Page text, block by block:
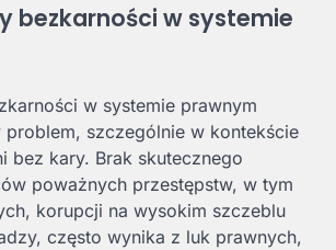
bezkarności w systemie
w systemie prawnym
problem, szczególnie w kontekście
bez kary. Brak skutecznego
poważnych przestępstw, w tym
korupcji na wysokim szczeblu
często wynika z luk prawnych,